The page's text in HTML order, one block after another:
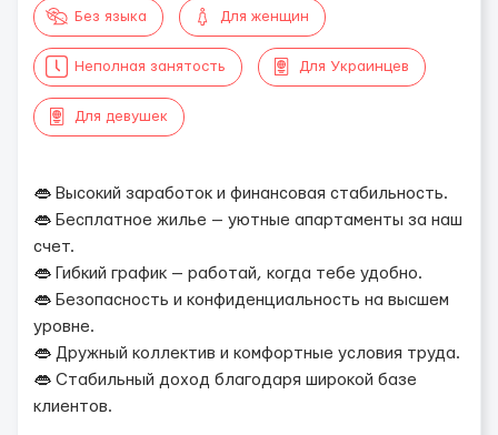
Без языка Для женщин
Неполная занятость Для Украинцев
Для девушек
👄 Высокий заработок и финансовая стабильность.
👄 Бесплатное жилье — уютные апартаменты за наш
счет.
👄 Гибкий график — работай, когда тебе удобно.
👄 Безопасность и конфиденциальность на высшем
уровне.
👄 Дружный коллектив и комфортные условия труда.
👄 Стабильный доход благодаря широкой базе
клиентов.